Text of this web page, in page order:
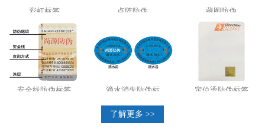
彩虹标签 点阵防伪 藏图防伪
安全线防伪标签 滴水消失防伪标 定位烫防伪标签
了解更多 >>